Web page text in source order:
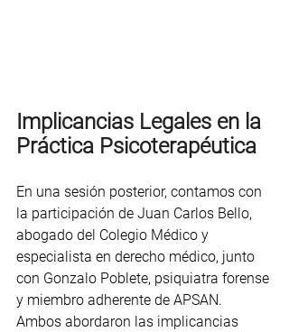
Implicancias Legales en la
Práctica Psicoterapéutica
En una sesión posterior, contamos con
la participación de Juan Carlos Bello,
abogado del Colegio Médico y
especialista en derecho médico, junto
con Gonzalo Poblete, psiquiatra forense
y miembro adherente de APSAN.
Ambos abordaron las implicancias